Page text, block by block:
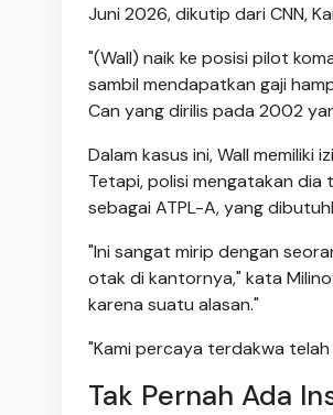
Juni 2026, dikutip dari CNN,
"(Wall) naik ke posisi pilot
sambil mendapatkan gaji
Can yang dirilis pada 2002
Dalam kasus ini, Wall
Tetapi, polisi mengatakan dia
sebagai ATPL-A, yang
"Ini sangat mirip dengan
otak di kantornya," kata
karena suatu alasan."
"Kami percaya terdakwa
Tak Pernah Ada